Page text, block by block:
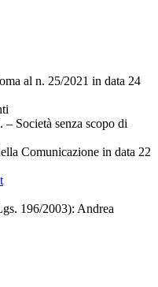
al n. 25/2021 in data 24
Società senza scopo di
Comunicazione in data 22
196/2003): Andrea